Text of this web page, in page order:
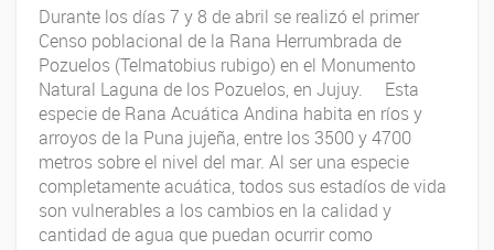
Durante los días 7 y 8 de abril se realizó el primer
Censo poblacional de la Rana Herrumbrada de
Pozuelos (Telmatobius rubigo) en el Monumento
Natural Laguna de los Pozuelos, en Jujuy. Esta
especie de Rana Acuática Andina habita en ríos y
arroyos de la Puna jujeña, entre los 3500 y 4700
metros sobre el nivel del mar. Al ser una especie
completamente acuática, todos sus estadíos de vida
son vulnerables a los cambios en la calidad y
cantidad de agua que puedan ocurrir como